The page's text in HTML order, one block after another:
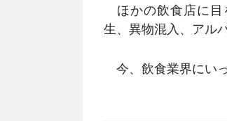
ほかの飲食店に目
生、異物混入、アル
今、飲食業界にい